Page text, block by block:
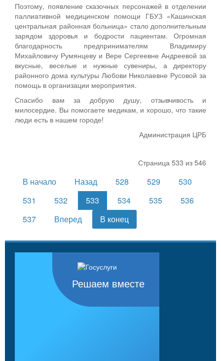
Поэтому, появление сказочных персонажей в отделении
паллиативной медицинском помощи ГБУЗ «Кашинская
центральная районная больница» стало дополнительным
зарядом здоровья и бодрости пациентам. Огромная
благодарность предпринимателям Владимиру
Михайловичу Румянцеву и Вере Сергеевне Андреевой за
вкусные, веселые и нужные сувениры, а директору
районного дома культуры Любови Николаевне Русовой за
помощь в организации мероприятия.
Спасибо вам за добрую душу, отзывчивость и
милосердие. Вы помогаете медикам, и хорошо, что такие
люди есть в нашем городе!
Администрация ЦРБ
Страница 533 из 546
В начало Назад 528 529
530
531
532 533 534 535
536
537
Вперед В конец
Решаем вместе